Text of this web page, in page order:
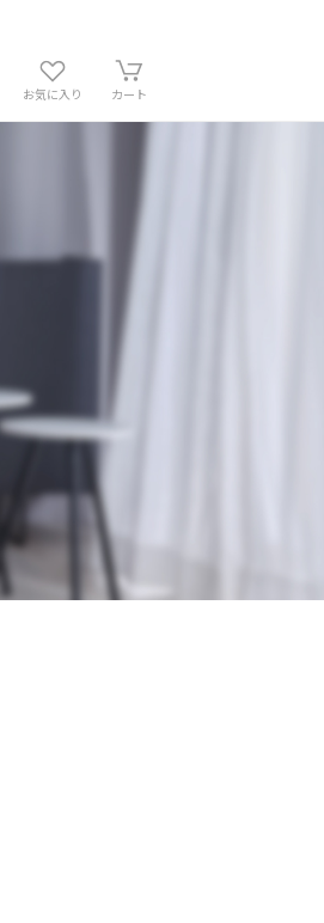
お気に入り カート